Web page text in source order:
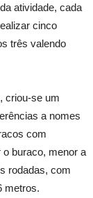
atividade, cada
cinco
três valendo
criou-se um
a nomes
com
o buraco, menor a
rodadas, com
metros.